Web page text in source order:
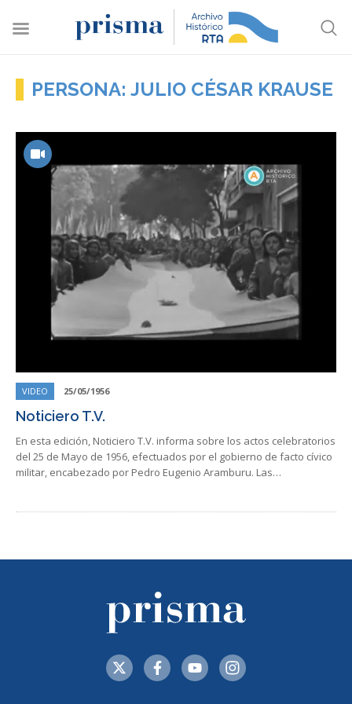
PERSONA: JULIO CÉSAR KRAUSE
VIDEO 25/05/1956
Noticiero T.V.
En esta edición, Noticiero T.V. informa sobre los actos celebratorios
del 25 de Mayo de 1956, efectuados por el gobierno de facto cívico
militar, encabezado por Pedro Eugenio Aramburu. Las…